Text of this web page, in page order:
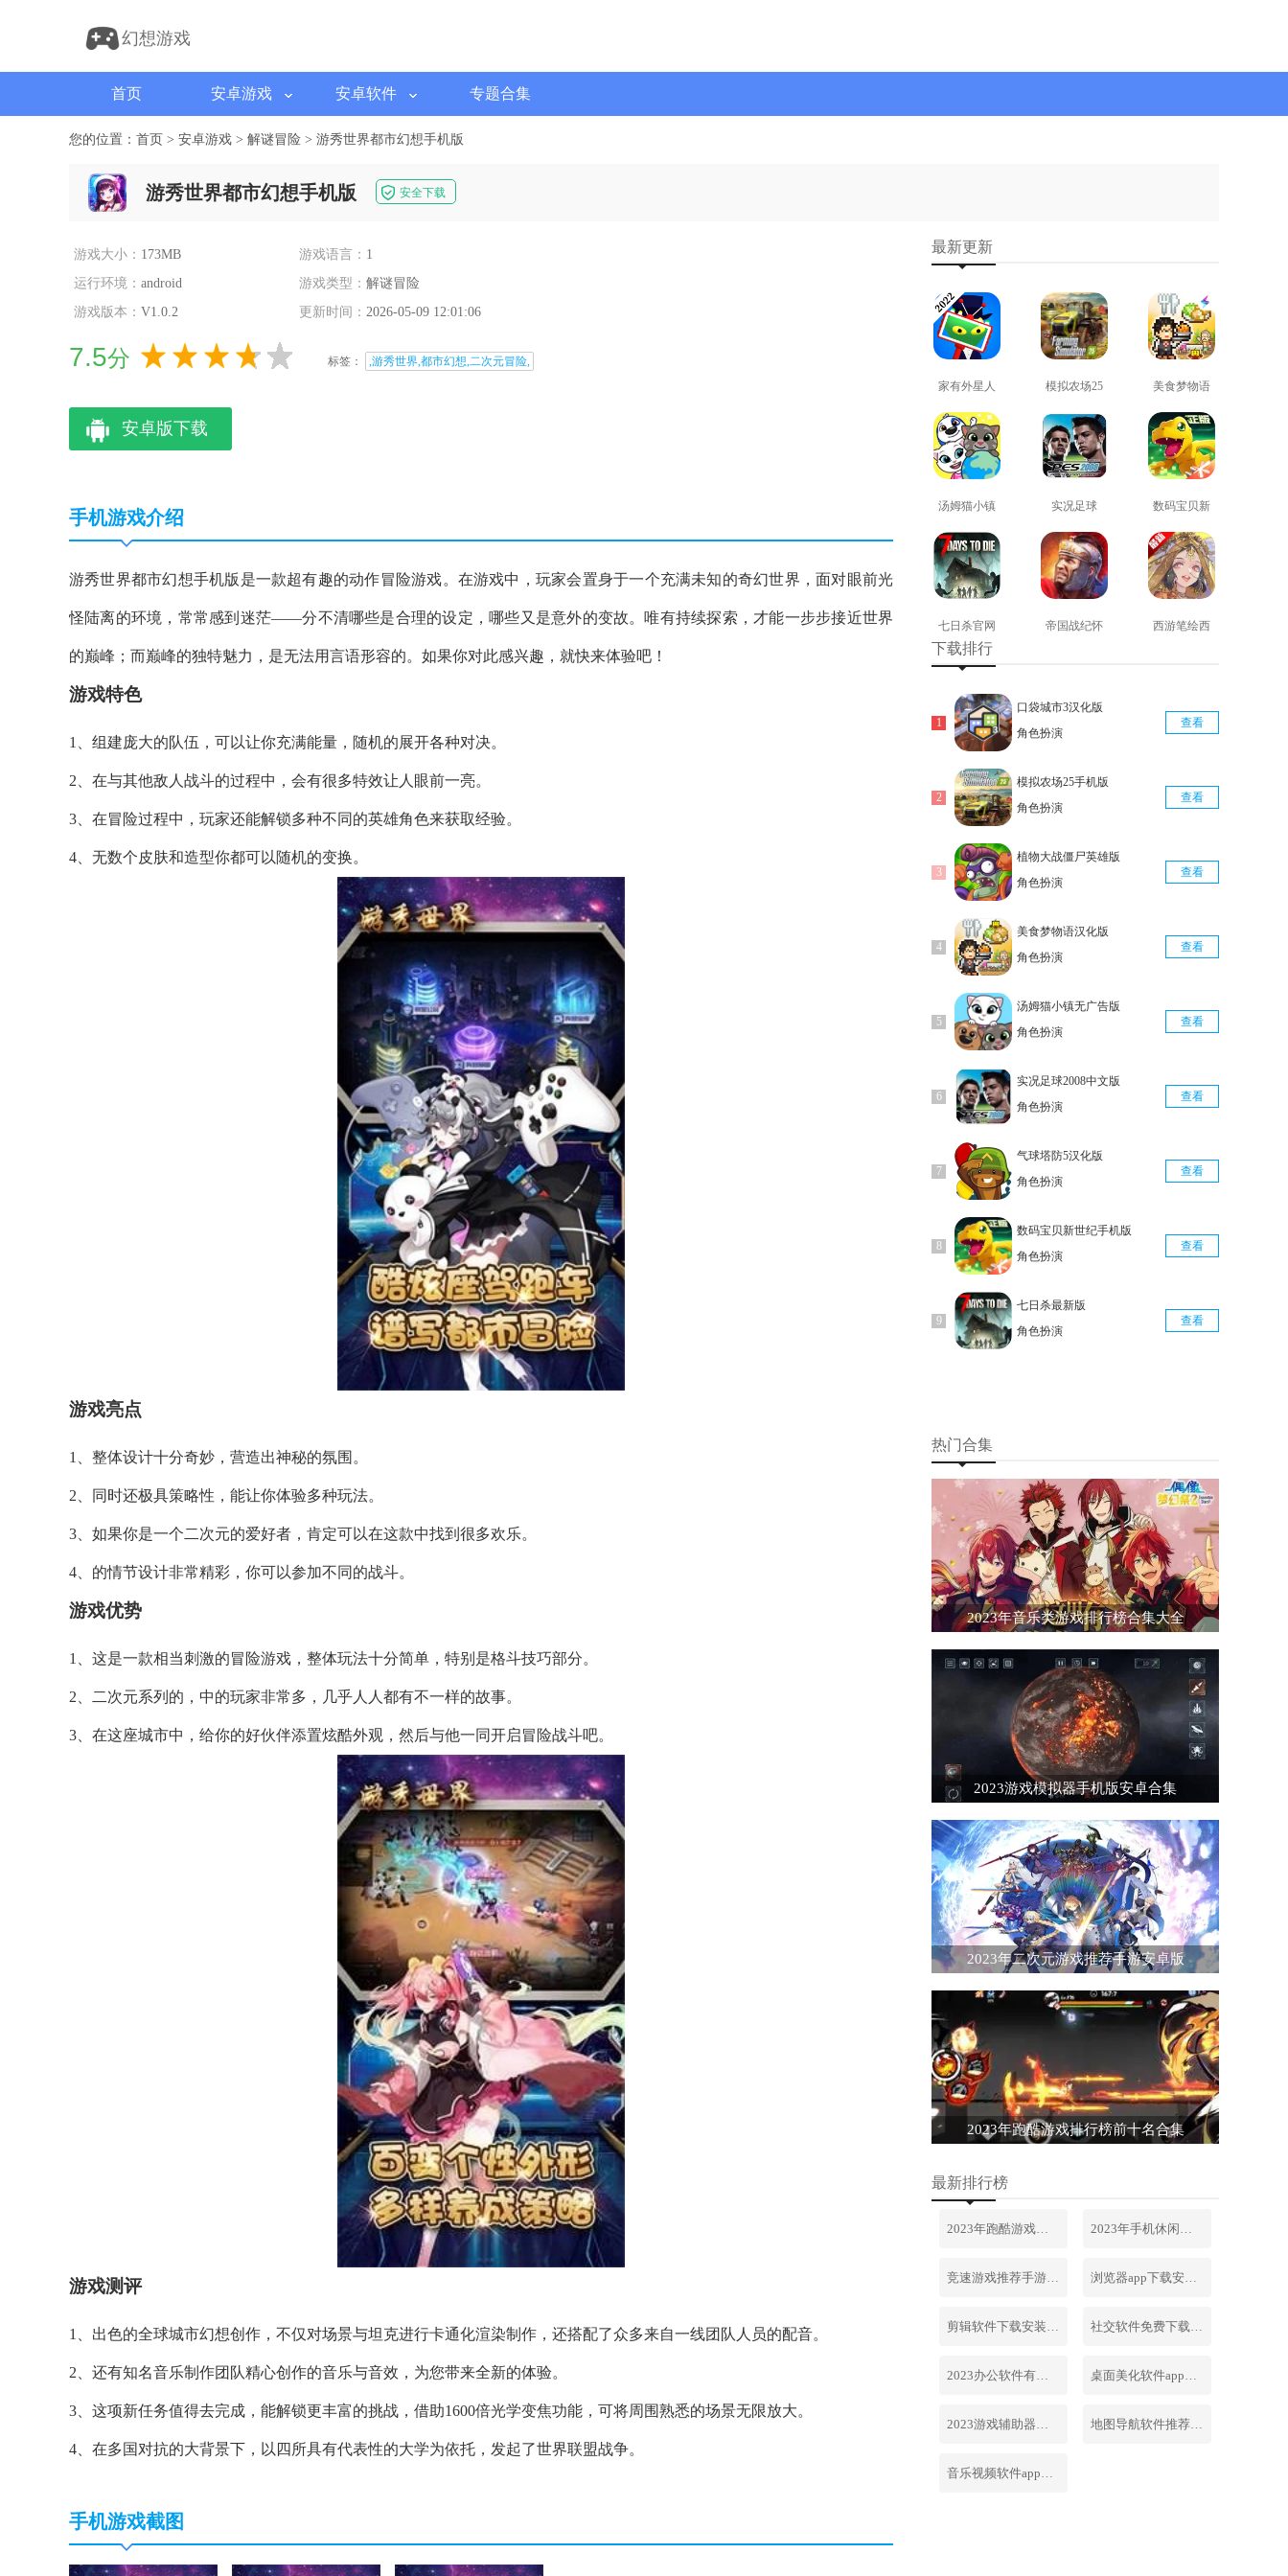
幻想游戏
首页 安卓游戏 安卓软件 专题合集
您的位置： 首页 > 安卓游戏 > 解谜冒险 > 游秀世界都市幻想手机版
游秀世界都市幻想手机版 安全下载
游戏大小： 173MB 游戏语言： 1
运行环境： android 游戏类型： 解谜冒险
游戏版本： V1.0.2 更新时间： 2026-05-09 12:01:06
7.5分 标签： ,游秀世界,都市幻想,二次元冒险,
安卓版下载
手机游戏介绍
游秀世界都市幻想手机版是一款超有趣的动作冒险游戏。在游戏中，玩家会置身于一个充满未知的奇幻世界，面对眼前光
怪陆离的环境，常常感到迷茫——分不清哪些是合理的设定，哪些又是意外的变故。唯有持续探索，才能一步步接近世界
的巅峰；而巅峰的独特魅力，是无法用言语形容的。如果你对此感兴趣，就快来体验吧！
游戏特色
1、组建庞大的队伍，可以让你充满能量，随机的展开各种对决。
2、在与其他敌人战斗的过程中，会有很多特效让人眼前一亮。
3、在冒险过程中，玩家还能解锁多种不同的英雄角色来获取经验。
4、无数个皮肤和造型你都可以随机的变换。
游戏亮点
1、整体设计十分奇妙，营造出神秘的氛围。
2、同时还极具策略性，能让你体验多种玩法。
3、如果你是一个二次元的爱好者，肯定可以在这款中找到很多欢乐。
4、的情节设计非常精彩，你可以参加不同的战斗。
游戏优势
1、这是一款相当刺激的冒险游戏，整体玩法十分简单，特别是格斗技巧部分。
2、二次元系列的，中的玩家非常多，几乎人人都有不一样的故事。
3、在这座城市中，给你的好伙伴添置炫酷外观，然后与他一同开启冒险战斗吧。
游戏测评
1、出色的全球城市幻想创作，不仅对场景与坦克进行卡通化渲染制作，还搭配了众多来自一线团队人员的配音。
2、还有知名音乐制作团队精心创作的音乐与音效，为您带来全新的体验。
3、这项新任务值得去完成，能解锁更丰富的挑战，借助1600倍光学变焦功能，可将周围熟悉的场景无限放大。
4、在多国对抗的大背景下，以四所具有代表性的大学为依托，发起了世界联盟战争。
手机游戏截图
最新更新
家有外星人
免费版
查看
模拟农场25
免费版
查看
美食梦物语
正版
查看
汤姆猫小镇
免费版
查看
实况足球
2008安卓版
查看
数码宝贝新
世纪免费版
查看
七日杀官网
版
查看
帝国战纪怀
西游笔绘西
下载排行
口袋城市3汉化版
角色扮演
查看
模拟农场25手机版
角色扮演
查看
植物大战僵尸英雄版
角色扮演
查看
美食梦物语汉化版
角色扮演
查看
汤姆猫小镇无广告版
角色扮演
查看
实况足球2008中文版
角色扮演
查看
气球塔防5汉化版
角色扮演
查看
数码宝贝新世纪手机版
角色扮演
查看
七日杀最新版
角色扮演
查看
热门合集
2023年音乐类游戏排行榜合集大全
2023游戏模拟器手机版安卓合集
2023年二次元游戏推荐手游安卓版
2023年跑酷游戏排行榜前十名合集
最新排行榜
2023年跑酷游戏排行榜前十名合集 2023年手机休闲游戏排行榜前十名
竞速游戏推荐手游排行榜最新2023 浏览器app下载安装免费官网
剪辑软件下载安装免费手机版 社交软件免费下载安装大全最新
2023办公软件有哪些合集软件 桌面美化软件app下载安卓版
2023游戏辅助器软件大全免费 地图导航软件推荐下载安装手机版
音乐视频软件app下载安装免费